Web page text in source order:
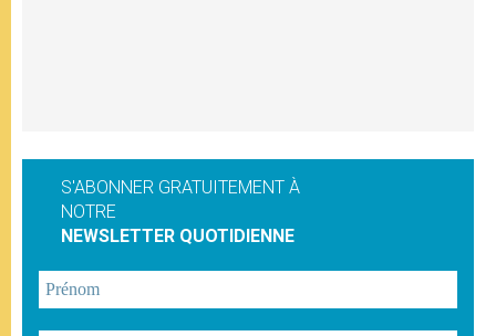
S'ABONNER GRATUITEMENT À
NOTRE
NEWSLETTER QUOTIDIENNE